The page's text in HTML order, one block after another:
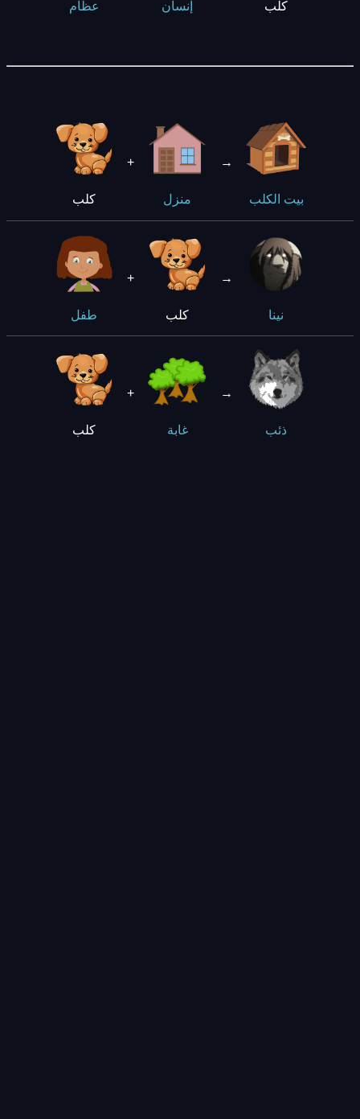
عظام إنسان كلب
كلب
+
منزل
→
بيت الكلب
طفل
+
كلب
→
نينا
كلب
+
غابة
→
ذئب